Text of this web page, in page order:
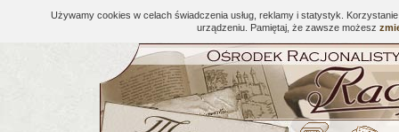
Używamy cookies w celach świadczenia usług, reklamy i statystyk.
urządzeniu. Pamiętaj, że zawsze możesz